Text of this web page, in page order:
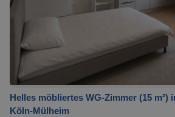
Helles möbliertes WG-Zimmer (15 m²)
Köln-Mülheim